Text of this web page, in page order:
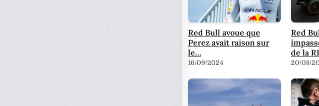
Red Bull avoue que
Perez avait raison sur
le…
16/09/2024
Red
de la
20/08/